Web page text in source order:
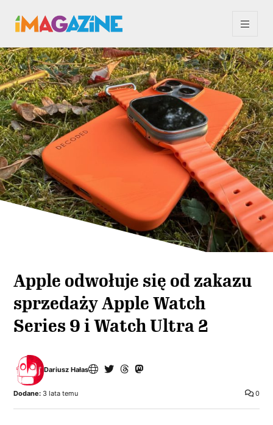
Apple odwołuje się od zakazu
sprzedaży Apple Watch
Series 9 i Watch Ultra 2
Dariusz Hałas
0
Dodane: 3 lata temu